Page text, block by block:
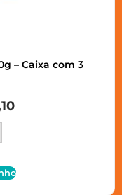
– Caixa com 3